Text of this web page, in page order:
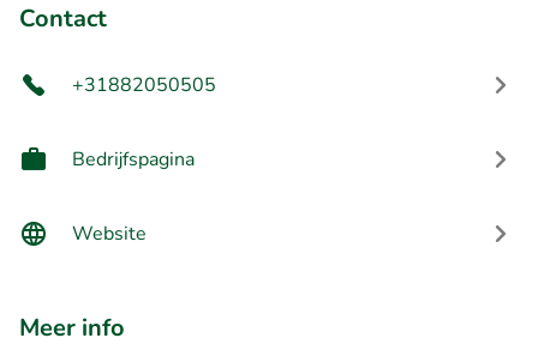
Contact
+31882050505
Bedrijfspagina
Website
Meer info